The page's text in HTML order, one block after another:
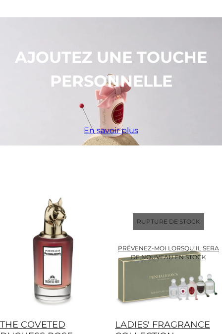
AJOUTEZ UNE TOUCHE
PERSONNELLE
En savoir plus
THE COVETED
RUPTURE DE STOCK
PRÉVENEZ-MOI LORSQU’IL SERA
DE NOUVEAU EN STOCK
LADIES' FRAGRANCE